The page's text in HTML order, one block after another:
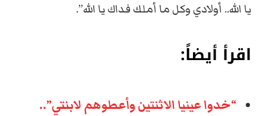
يا الله.. أولادي وكل ما أملك فداك يا الله”.
اقرأ أيضاً:
“خدوا عينيا الاثنتين وأعطوهم لابنتي”..